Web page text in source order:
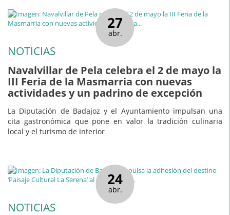
27
abr.
NOTICIAS
Navalvillar de Pela celebra el 2 de mayo la
III Feria de la Masmarria con nuevas
actividades y un padrino de excepción
La Diputación de Badajoz y el Ayuntamiento impulsan una
cita gastronómica que pone en valor la tradición culinaria
local y el turismo de interior
24
abr.
NOTICIAS